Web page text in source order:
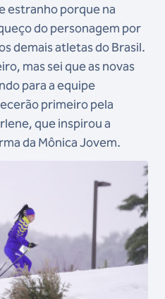
estranho porque na
do personagem por
demais atletas do Brasil.
mas sei que as novas
para a equipe
primeiro pela
que inspirou a
da Mônica Jovem.